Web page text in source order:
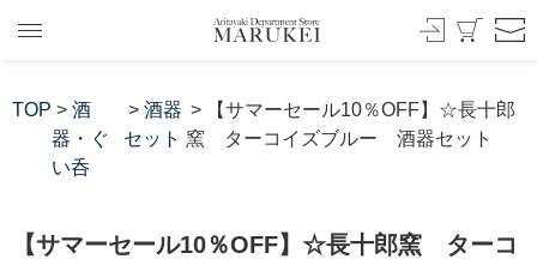
TOP > 酒
器・ぐ
い呑
>酒器
セット
> 【サマーセール10％OFF】☆長十郎
窯 ターコイズブルー 酒器セット
【サマーセール10％OFF】☆長十郎窯 ターコ